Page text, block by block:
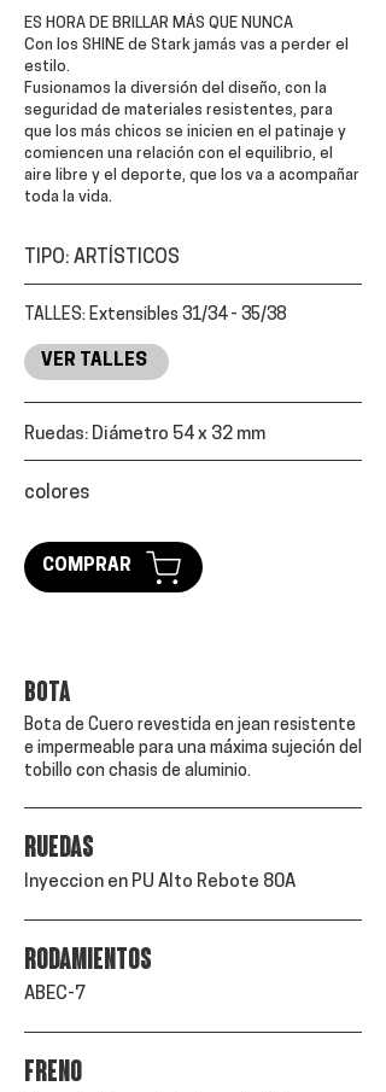
ES HORA DE BRILLAR MÁS QUE NUNCA
Con los SHINE de Stark jamás vas a perder el
estilo.
Fusionamos la diversión del diseño, con la
seguridad de materiales resistentes, para
que los más chicos se inicien en el patinaje y
comiencen una relación con el equilibrio, el
aire libre y el deporte, que los va a acompañar
toda la vida.
TIPO: ARTÍSTICOS
TALLES: Extensibles 31/34 - 35/38
VER TALLES
Ruedas: Diámetro 54 x 32 mm
colores
COMPRAR
Bota
Bota de Cuero revestida en jean resistente
e impermeable para una máxima sujeción del
tobillo con chasis de aluminio.
ruedas
Inyeccion en PU Alto Rebote 80A
RODAMIENTOS
ABEC-7
FRENO